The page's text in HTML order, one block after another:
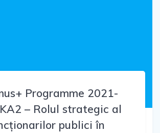
Programme 2021-
– Rolul strategic al
publici în